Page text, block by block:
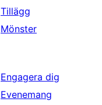
Tillägg
Mönster
Engagera dig
Evenemang